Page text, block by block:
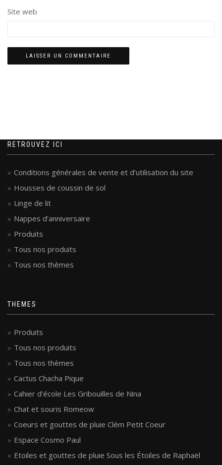
Site web
RETROUVEZ ICI
Conditions générales de vente et d’utilisation du site
Housses de coussin de sol
Linge de lit
Nappes d’anniversaire
Produits
Tous nos produits
Tous nos thèmes
THEMES
Produits
Tous nos produits
Tous nos thèmes
Cactus Chacha Pique
Cahier d’école Les Gribouilles de Nina
Chat et souris Romeow
Coeurs et gouttes de pluie Clém Petit Coeur
Espace Cosmo Paul
Etoiles et gouttes de pluie Sous les Étoiles de Raphaël